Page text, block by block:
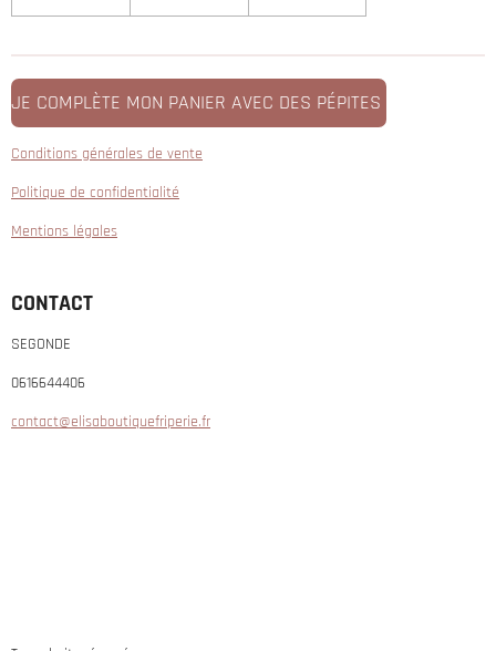
JE COMPLÈTE MON PANIER AVEC DES PÉPITES
Conditions générales de vente
Politique de confidentialité
Mentions légales
CONTACT
SEGONDE
0616644406
contact@elisaboutiquefriperie.fr